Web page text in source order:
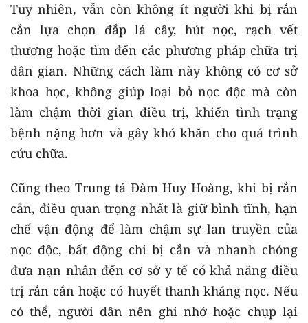
Tuy nhiên, vẫn còn không ít người khi bị rắn
cắn lựa chọn đắp lá cây, hút nọc, rạch vết
thương hoặc tìm đến các phương pháp chữa trị
dân gian. Những cách làm này không có cơ sở
khoa học, không giúp loại bỏ nọc độc mà còn
làm chậm thời gian điều trị, khiến tình trạng
bệnh nặng hơn và gây khó khăn cho quá trình
cứu chữa.
Cũng theo Trung tá Đàm Huy Hoàng, khi bị rắn
cắn, điều quan trọng nhất là giữ bình tĩnh, hạn
chế vận động để làm chậm sự lan truyền của
nọc độc, bất động chi bị cắn và nhanh chóng
đưa nạn nhân đến cơ sở y tế có khả năng điều
trị rắn cắn hoặc có huyết thanh kháng nọc. Nếu
có thể, người dân nên ghi nhớ hoặc chụp lại